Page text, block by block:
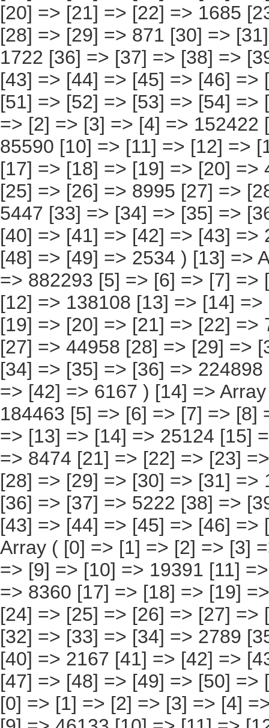
[36] => [37] => [38] => 6384 [39] => [40] => [41] => [42] => [43] => 22500 [44] => [45] => [46] => [47] => [48] => [49] => 2534 ) [13] => Array ( [0] => [1] => [2]